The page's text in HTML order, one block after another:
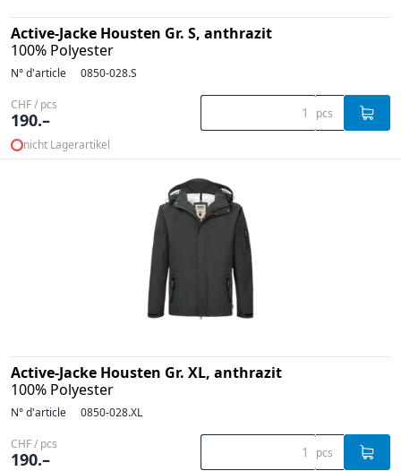
Active-Jacke Housten Gr. S, anthrazit
100% Polyester
N° d'article 0850-028.S
CHF / pcs
190.– pcs
nicht Lagerartikel
Active-Jacke Housten Gr. XL, anthrazit
100% Polyester
N° d'article 0850-028.XL
CHF / pcs
190.– pcs